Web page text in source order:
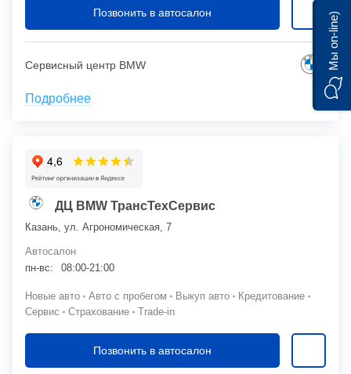
Позвонить в автосалон
Сервисный центр BMW
Подробнее
ДЦ BMW ТрансТехСервис
Казань, ул. Агрономическая, 7
Автосалон
пн-вс:
08:00-21:00
Новые авто Авто с пробегом Выкуп авто
Кредитование
Сервис
Страхование Trade-in
Позвонить в автосалон
Мы on-line)